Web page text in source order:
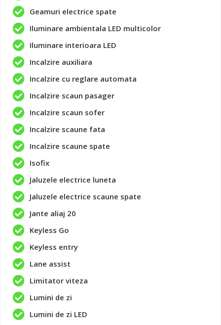
Geamuri electrice spate
Iluminare ambientala LED multicolor
Iluminare interioara LED
Incalzire auxiliara
Incalzire cu reglare automata
Incalzire scaun pasager
Incalzire scaun sofer
Incalzire scaune fata
Incalzire scaune spate
Isofix
Jaluzele electrice luneta
Jaluzele electrice scaune spate
Jante aliaj 20
Keyless Go
Keyless entry
Lane assist
Limitator viteza
Lumini de zi
Lumini de zi LED